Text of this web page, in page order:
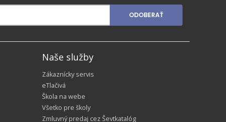
ODOBERAŤ
Naše služby
Zákaznícky servis
eTlačivá
Škola na webe
Všetko pre školy
Zmluvný predaj cez Ševtkatalóg